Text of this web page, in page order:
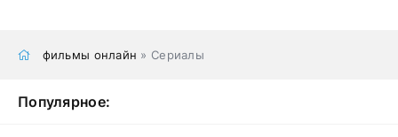
фильмы онлайн » Сериалы
Популярное: